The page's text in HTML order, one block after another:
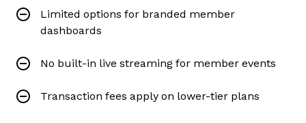
Limited options for branded member
dashboards
No built-in live streaming for member events
Transaction fees apply on lower-tier plans